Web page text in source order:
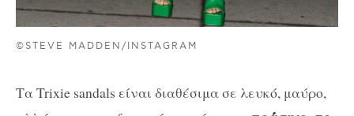
©STEVE MADDEN/INSTAGRAM
Τα Trixie sandals είναι διαθέσιμα σε λευκό, μαύρο,